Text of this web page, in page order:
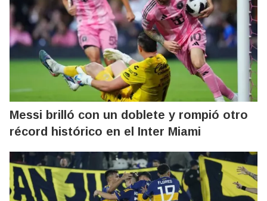
Messi brilló con un doblete y rompió otro
récord histórico en el Inter Miami